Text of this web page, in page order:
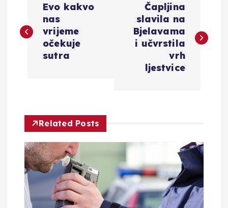
a
a
c
Evo kakvo
nas
vrijeme
očekuje
sutra
Čapljina
slavila na
Bjelavama
i učvrstila
vrh
ljestvice
Related Posts